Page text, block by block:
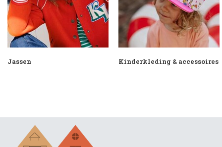
Jassen Kinderkleding & accessoires